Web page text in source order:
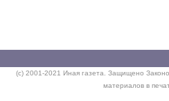
(c) 2001-2021 Иная газета. Защищено
материалов в